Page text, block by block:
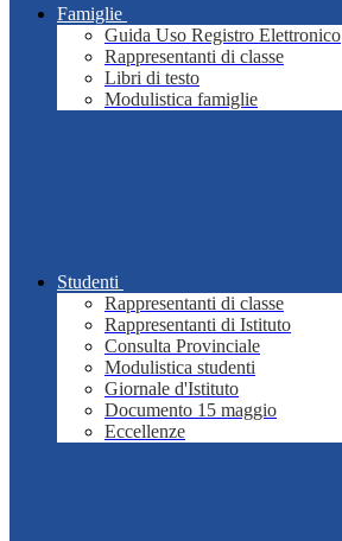
Famiglie
Guida Uso Registro Elettronico
Rappresentanti di classe
Libri di testo
Modulistica famiglie
Studenti
Rappresentanti di classe
Rappresentanti di Istituto
Consulta Provinciale
Modulistica studenti
Giornale d'Istituto
Documento 15 maggio
Eccellenze